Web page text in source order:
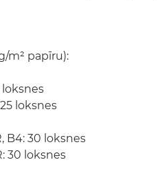
m² papīru):
loksnes
loksnes
B4: 30 loksnes
30 loksnes